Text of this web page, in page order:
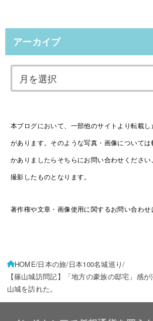
アーカイブ
本ブログにおいて、一部他のサイトより転載
があります。そのような写真・画像について
かありましたらそちらにお問い合わせくださ
撮影したものとなります。
著作権や文章・画像使用に関するお問い合わせ
HOME 日本の旅 日本100名城巡り
【篠山城訪問記】「地方の豪族の邸宅」感
山城を訪れた。